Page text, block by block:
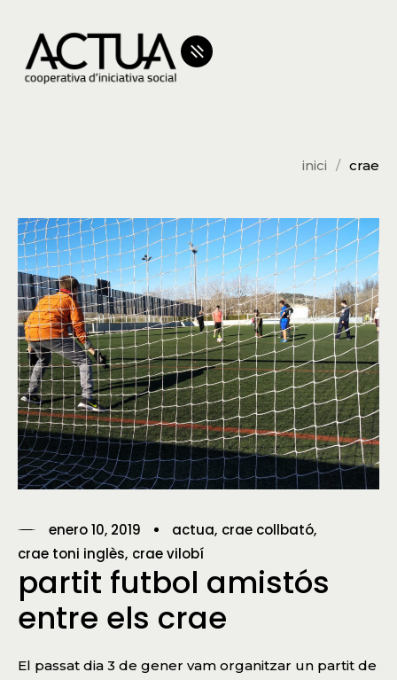
inici crae
enero 10, 2019 actua crae collbató
crae toni inglès crae vilobí
partit futbol amistós
entre els crae
El passat dia 3 de gener vam organitzar un partit de